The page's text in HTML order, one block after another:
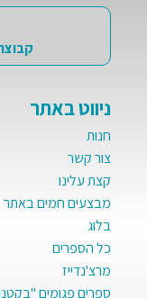
ניווט באתר
חנות
צור קשר
קצת עלינו
מבצעים חמים באתר
בלוג
כל הספרים
מרצ'נדייז
ספרים פגומים